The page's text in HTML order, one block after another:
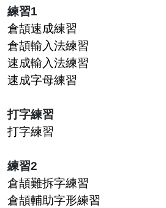
練習1
倉頡速成練習
倉頡輸入法練習
速成輸入法練習
速成字母練習
打字練習
打字練習
練習2
倉頡難拆字練習
倉頡輔助字形練習